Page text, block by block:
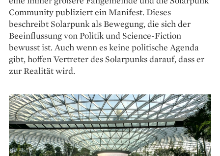
Community publiziert ein Manifest. Dieses
beschreibt Solarpunk als Bewegung, die sich der
Beeinflussung von Politik und Science-Fiction
bewusst ist. Auch wenn es keine politische Agenda
gibt, hoffen Vertreter des Solarpunks darauf, dass er
zur Realität wird.